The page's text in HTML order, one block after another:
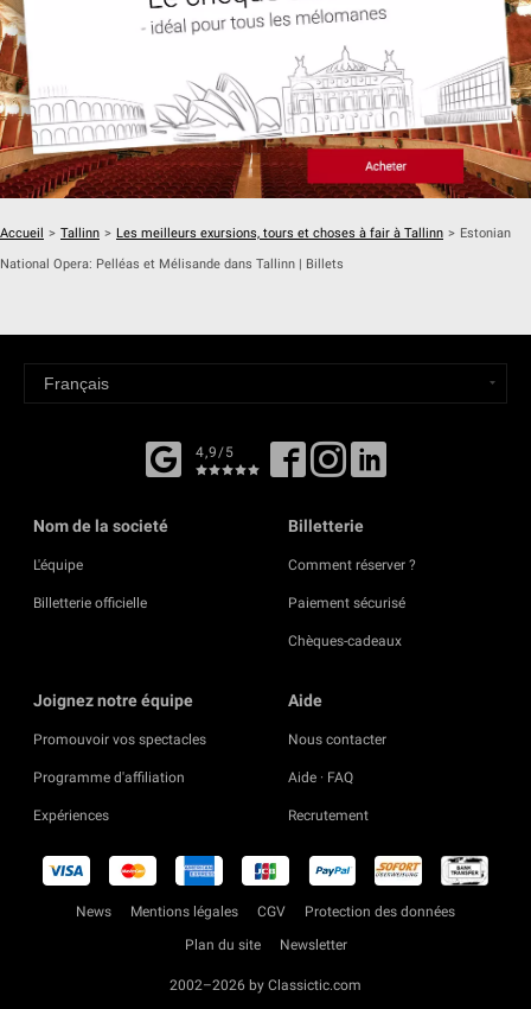
Accueil > Tallinn > Les meilleurs exursions, tours et choses à fair à Tallinn > Estonian
National Opera: Pelléas et Mélisande dans Tallinn | Billets
4,9/5
Nom de la societé
L'équipe
Billetterie officielle
Billetterie
Comment réserver ?
Paiement sécurisé
Chèques-cadeaux
Joignez notre équipe
Promouvoir vos spectacles
Programme d'affiliation
Expériences
Aide
Nous contacter
Aide · FAQ
Recrutement
News Mentions légales CGV
Protection des données
Plan du site
Newsletter
2002–2026 by Classictic.com